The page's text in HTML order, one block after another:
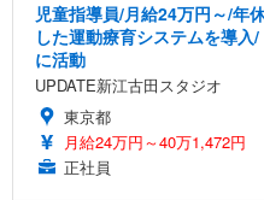
児童指導員/月給24万円～/年
した運動療育システムを導
に活動
UPDATE新江古田スタジオ
東京都
月給24万円～40万1,472円
正社員